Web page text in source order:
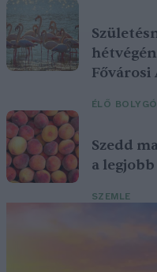
ÉLŐ
Szedd
a
SZEMLE